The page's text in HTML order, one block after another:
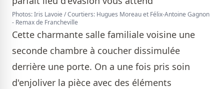
Photos: Iris Lavoie / Courtiers: Hugues Moreau et Félix-Antoine Gagnon
- Remax de Francheville
Cette charmante salle familiale voisine une
seconde chambre à coucher dissimulée
derrière une porte. On a une fois pris soin
d'enjoliver la pièce avec des éléments